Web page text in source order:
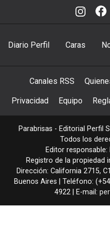
Diario Perfil Caras
Canales RSS
Privacidad Equipo
Parabrisas - Editorial Perfil
Todos los
Editor
Registro de la propiedad
Dirección: California 2715,
Buenos Aires | Teléfono:
4922 | E-mail: